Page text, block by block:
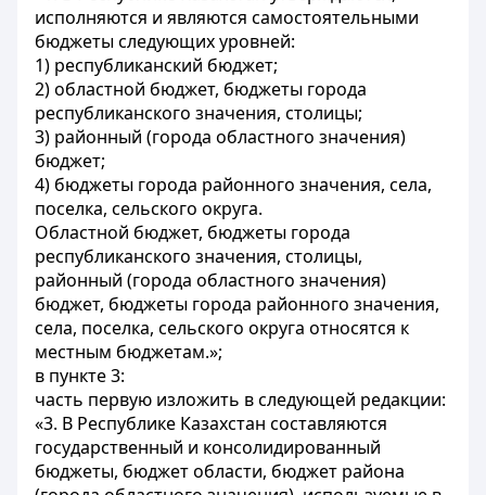
исполняются и являются самостоятельными
бюджеты следующих уровней:
1) республиканский бюджет;
2) областной бюджет, бюджеты города
республиканского значения, столицы;
3) районный (города областного значения)
бюджет;
4) бюджеты города районного значения, села,
поселка, сельского округа.
Областной бюджет, бюджеты города
республиканского значения, столицы,
районный (города областного значения)
бюджет, бюджеты города районного значения,
села, поселка, сельского округа относятся к
местным бюджетам.»;
в пункте 3:
часть первую изложить в следующей редакции:
«3. В Республике Казахстан составляются
государственный и консолидированный
бюджеты, бюджет области, бюджет района